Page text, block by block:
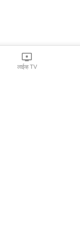
लाईव्ह TV